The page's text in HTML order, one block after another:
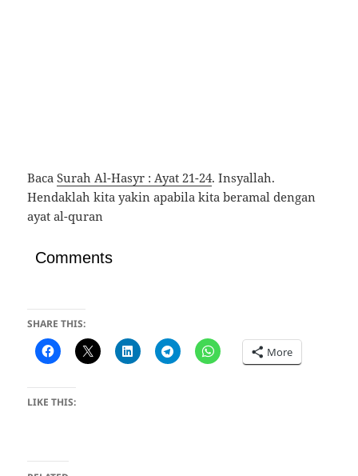
BacaSurah Al-Hasyr : Ayat 21-24. Insyallah.
Hendaklah kita yakin apabila kita beramal dengan
ayat al-quran
Comments
SHARE THIS:
More
LIKE THIS: